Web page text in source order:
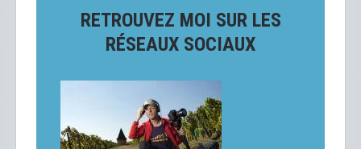
RETROUVEZ MOI SUR LES
RÉSEAUX SOCIAUX